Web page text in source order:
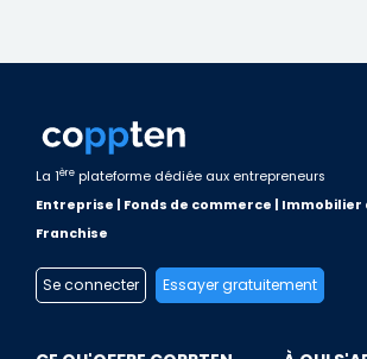
La 1ère plateforme dédiée aux entrepreneurs
Entreprise | Fonds de commerce | Immobilier
Franchise
Se connecter Essayer gratuitement